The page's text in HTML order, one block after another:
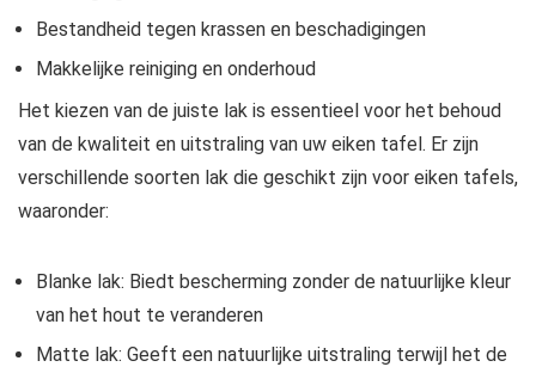
Bestandheid tegen krassen en beschadigingen
Makkelijke reiniging en onderhoud
Het kiezen van de juiste lak is essentieel voor het behoud
van de kwaliteit en uitstraling van uw eiken tafel. Er zijn
verschillende soorten lak die geschikt zijn voor eiken tafels,
waaronder:
Blanke lak: Biedt bescherming zonder de natuurlijke kleur
van het hout te veranderen
Matte lak: Geeft een natuurlijke uitstraling terwijl het de